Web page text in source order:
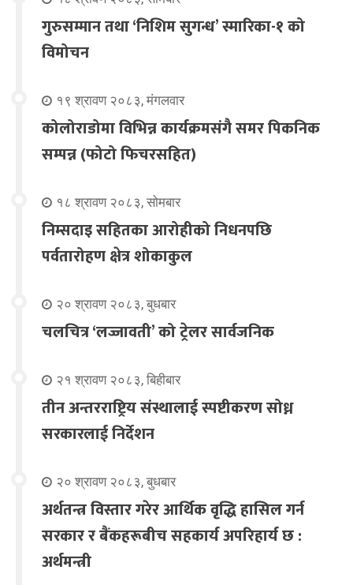
गुरुसम्मान तथा ‘निशिम सुगन्ध’ स्मारिका-१ को
विमोचन
१९ श्रावण २०८३, मंगलवार
कोलोराडोमा विभिन्न कार्यक्रमसंगै समर पिकनिक
सम्पन्न (फोटो फिचरसहित)
१८ श्रावण २०८३, सोमबार
निम्सदाइ सहितका आरोहीको निधनपछि
पर्वतारोहण क्षेत्र शोकाकुल
२० श्रावण २०८३, बुधबार
चलचित्र ‘लज्जावती’ को ट्रेलर सार्वजनिक
२१ श्रावण २०८३, बिहीबार
तीन अन्तरराष्ट्रिय संस्थालाई स्पष्टीकरण सोध्न
सरकारलाई निर्देशन
२० श्रावण २०८३, बुधबार
अर्थतन्त्र विस्तार गरेर आर्थिक वृद्धि हासिल गर्न
सरकार र बैंकहरूबीच सहकार्य अपरिहार्य छ :
अर्थमन्त्री